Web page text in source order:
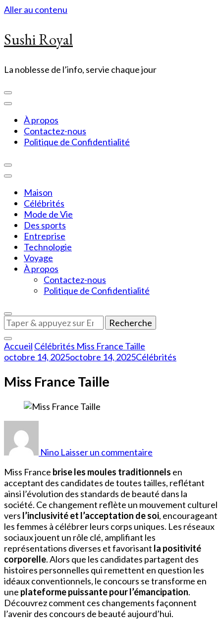
Aller au contenu
Sushi Royal
La noblesse de l’info, servie chaque jour
À propos
Contactez-nous
Politique de Confidentialité
Maison
Célébrités
Mode de Vie
Des sports
Entreprise
Technologie
Voyage
À propos
Contactez-nous
Politique de Confidentialité
Vous
recherchiez
quelque
chose
?
Accueil Célébrités Miss France Taille
octobre 14, 2025octobre 14, 2025Célébrités
Miss France Taille
Nino Laisser un commentaire
Taille
Miss France brise les moules traditionnels en
acceptant des candidates de toutes tailles, reflétant
ainsi l’évolution des standards de beauté dans la
société. Ce changement reflète un mouvement culturel
vers l’inclusivité et l’acceptation de soi, encourageant
les femmes à célébrer leurs corps uniques. Les réseaux
sociaux jouent un rôle clé, amplifiant les
représentations diverses et favorisant la positivité
corporelle. Alors que les candidates partagent des
histoires personnelles qui remettent en question les
idéaux conventionnels, le concours se transforme en
une plateforme puissante pour l’émancipation.
Découvrez comment ces changements façonnent
l’avenir des concours de beauté aujourd’hui.